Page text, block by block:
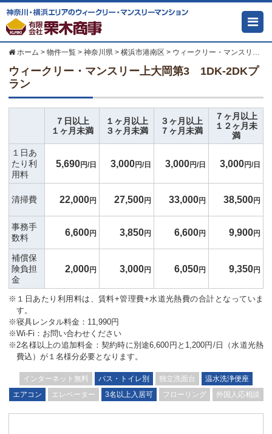
ホーム > 物件一覧 > 神奈川県 > 横浜市港南区 > ウィークリー・マンスリー上大岡第3 1DK-2DKプラン
ウィークリー・マンスリー上大岡第3 1DK-2DKプ
ラン
７日以上
１ヶ月未満
１ヶ月以上
３ヶ月未満
３ヶ月以上
７ヶ月未満
７ヶ月以上
１２ヶ月未
満
１日あ
たり利
用料
5,690円/日 3,000円/日 3,000円/日 3,000円/日
清掃費 22,000円 27,500円 33,000円 38,500円
事務手
数料
6,600円 3,850円 6,600円 9,900円
補償保
険負担
金
2,000円 3,000円 6,050円 9,350円
※１日あたり利用料は、賃料+管理費+水道光熱費の合計となっていま
す。
※寝具レンタル料金：11,990円
※Wi-Fi：お問い合わせください
※2名様以上の追加料金：契約時に別途6,600円と1,200円/日（水道光熱
費込）が１名様分必要となります。
インターネット無料 バス・トイレ別 独立洗面台
温水洗浄便座
エアコン
エレベーター 3名以上入居可 フローリング 外国人応相談